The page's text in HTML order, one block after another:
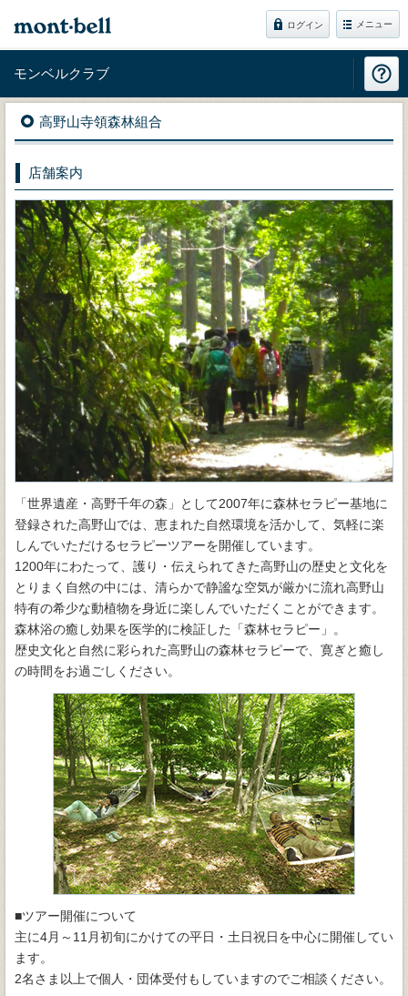
ログイン メニュー
モンベルクラブ
高野山寺領森林組合
店舗案内
「世界遺産・高野千年の森」として2007年に森林セラピー基地に
登録された高野山では、恵まれた自然環境を活かして、気軽に楽
しんでいただけるセラピーツアーを開催しています。
1200年にわたって、護り・伝えられてきた高野山の歴史と文化を
とりまく自然の中には、清らかで静謐な空気が厳かに流れ高野山
特有の希少な動植物を身近に楽しんでいただくことができます。
森林浴の癒し効果を医学的に検証した「森林セラピー」。
歴史文化と自然に彩られた高野山の森林セラピーで、寛ぎと癒し
の時間をお過ごしください。
■ツアー開催について
主に4月～11月初旬にかけての平日・土日祝日を中心に開催してい
ます。
2名さま以上で個人・団体受付もしていますのでご相談ください。